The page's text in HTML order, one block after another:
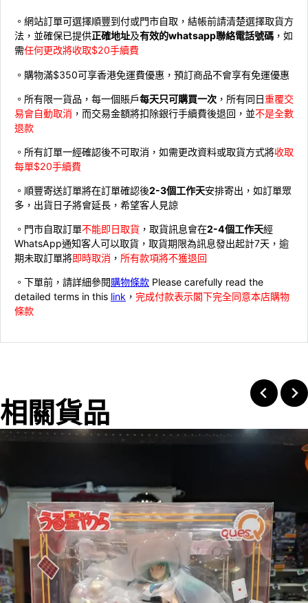
。網站訂單可選擇順豐到付或門市自取，結帳前請清楚選擇取貨方
法，並確保已提供正確地址及有效的whatsapp聯絡電話號碼 ，如
需任何更改將收取$20手續費
。購物滿$350可享香港免運費優惠，預訂商品不會享有免運優惠
。所有限一貨品，每一個賬戶每天只可購買一次 ，所有同日重覆交
易會自動取消 ，而交易金額將扣除銀行手續費後退回，並不是全數
退款
。所有訂單一經確認後不可取消，如需更改資料或取貨方式將收取
每單$20手續費
。順豐寄送訂單將在訂單確認後2-3個工作天安排寄出，如訂單眾
多，出貨日子將會延長，希望客人見諒
。門市自取訂單不能即日取貨 ，取貨訊息會在2-4個工作天經
WhatsApp通知客人可以取貨，取貨期限為訊息發出起計7天，逾
期未取訂單將即時取消 ， 所有款項將不獲退回
。下單前，請詳細參閱購物條款 Please carefully read the
detailed terms in this link ， 完成付款表示閣下完全同意本店購物
條款
相關貨品